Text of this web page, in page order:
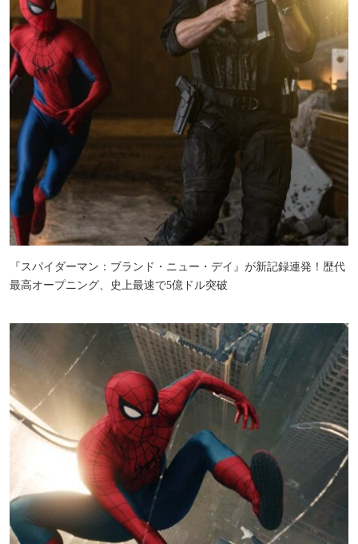
『スパイダーマン：ブランド・ニュー・デイ』が新記録連発！歴代
最高オープニング、史上最速で5億ドル突破